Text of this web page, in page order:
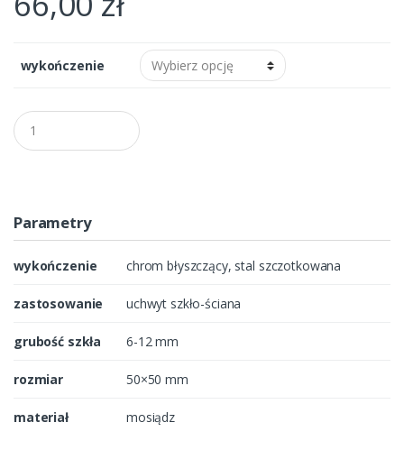
wykończenie
Q
u
a
t
yParametry
wykończenie chrom błyszczący, stal szczotkowana
zastosowanie uchwyt szkło-ściana
grubość szkła 6-12 mm
rozmiar 50×50 mm
materiał mosiądz